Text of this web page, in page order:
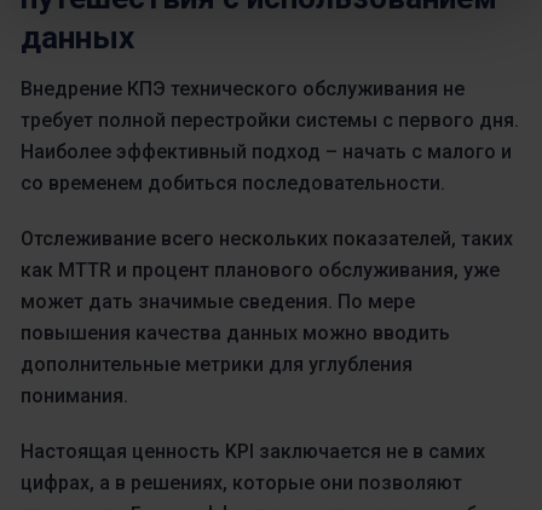
данных
Внедрение КПЭ технического обслуживания не
требует полной перестройки системы с первого дня.
Наиболее эффективный подход – начать с малого и
со временем добиться последовательности.
Отслеживание всего нескольких показателей, таких
как MTTR и процент планового обслуживания, уже
может дать значимые сведения. По мере
повышения качества данных можно вводить
дополнительные метрики для углубления
понимания.
Настоящая ценность KPI заключается не в самих
цифрах, а в решениях, которые они позволяют